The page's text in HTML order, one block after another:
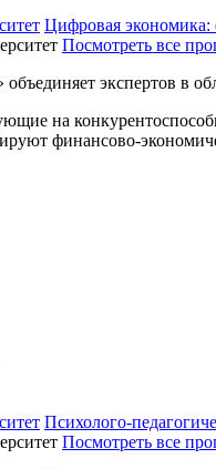
Цифровая экономика:
Посмотреть все
экспертов в
на
финансово-
Психолого-
Посмотреть все